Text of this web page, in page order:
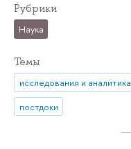
Рубрики
Наука
Темы
исследования и аналитика
постдоки